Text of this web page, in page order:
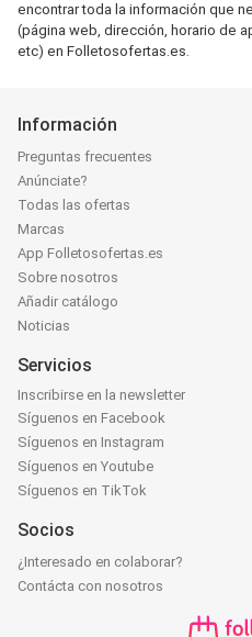
encontrar toda la información que
(página web, dirección, horario de
etc) en Folletosofertas.es.
Información
Preguntas frecuentes
Anúnciate?
Todas las ofertas
Marcas
App Folletosofertas.es
Sobre nosotros
Añadir catálogo
Noticias
Servicios
Inscribirse en la newsletter
Síguenos en Facebook
Síguenos en Instagram
Síguenos en Youtube
Síguenos en TikTok
Socios
¿Interesado en colaborar?
Contácta con nosotros